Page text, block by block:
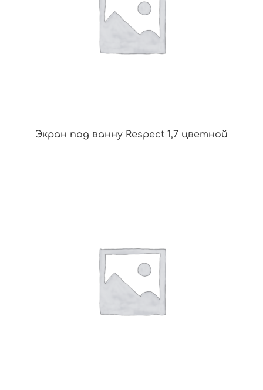
Экран под ванну Respect 1,7 цветной